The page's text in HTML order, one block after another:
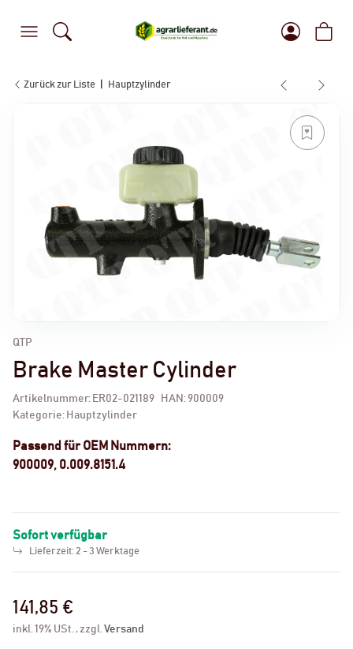
Zurück zur Liste Hauptzylinder
QTP
Brake Master Cylinder
Artikelnummer: ER02-021189 HAN: 900009
Kategorie: Hauptzylinder
Passend für OEM Nummern:
900009, 0.009.8151.4
Sofort verfügbar
Lieferzeit: 2 - 3 Werktage
141,85 €
inkl. 19% USt. , zzgl.Versand